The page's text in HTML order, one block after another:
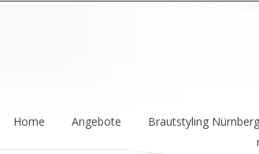
Home Angebote Brautstyling